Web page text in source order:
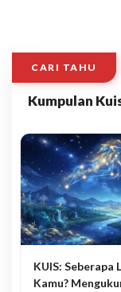
CARI TAHU
Kumpulan
KUIS: Seberapa
Kamu?